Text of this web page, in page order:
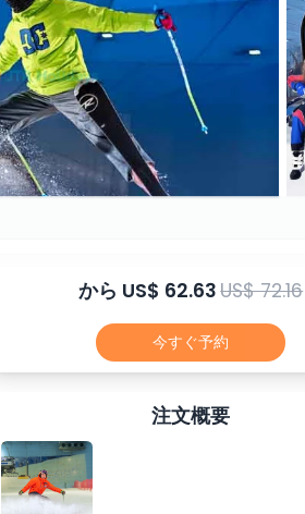
から US$ 62.63US$ 72.16
今すぐ予約
注文概要